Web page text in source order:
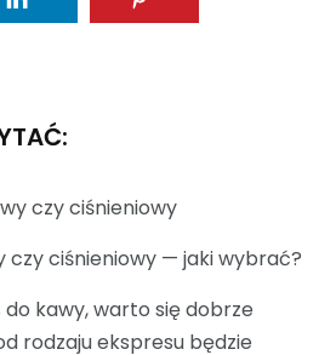
czy ciśnieniowy — jaki wybrać?
kawy, warto się dobrze
rodzaju ekspresu będzie